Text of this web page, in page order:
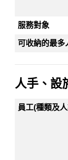
服務對象
可收納的最多
人手、設
員工(種類及